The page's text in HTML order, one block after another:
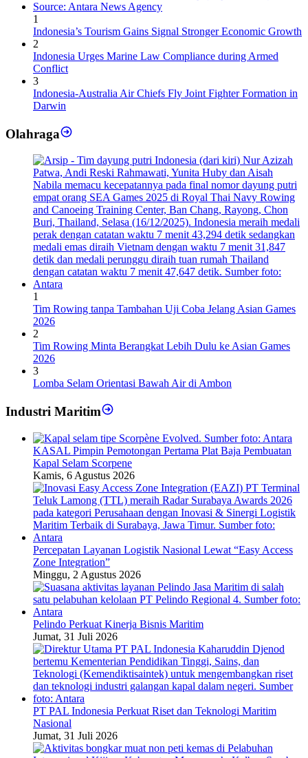
1
Indonesia’s Tourism Gains Signal Stronger Economic Growth
2
Indonesia Urges Marine Law Compliance during Armed
Conflict
3
Indonesia-Australia Air Chiefs Fly Joint Fighter Formation in
Darwin
Olahraga
1
Tim Rowing tanpa Tambahan Uji Coba Jelang Asian Games
2026
2
Tim Rowing Minta Berangkat Lebih Dulu ke Asian Games
2026
3
Lomba Selam Orientasi Bawah Air di Ambon
Industri Maritim
KASAL Pimpin Pemotongan Pertama Plat Baja Pembuatan
Kapal Selam Scorpene
Kamis, 6 Agustus 2026
Percepatan Layanan Logistik Nasional Lewat “Easy Access
Zone Integration”
Minggu, 2 Agustus 2026
Pelindo Perkuat Kinerja Bisnis Maritim
Jumat, 31 Juli 2026
PT PAL Indonesia Perkuat Riset dan Teknologi Maritim
Nasional
Jumat, 31 Juli 2026